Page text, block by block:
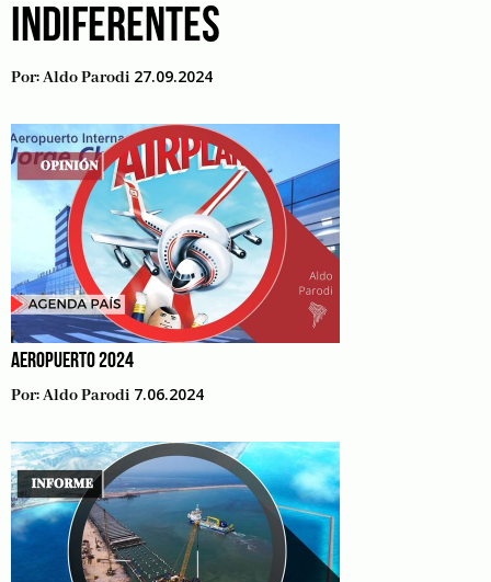
INDIFERENTES
Por:Aldo Parodi 27.09.2024
AEROPUERTO 2024
Por:Aldo Parodi 7.06.2024